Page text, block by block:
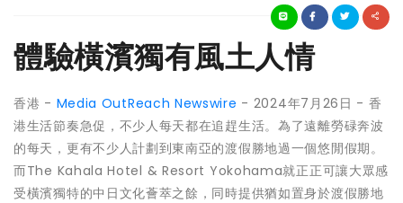
體驗橫濱獨有風土人情
香港 - Media OutReach Newswire - 2024年7月26日 - 香
港生活節奏急促，不少人每天都在追趕生活。為了遠離勞碌奔波
的每天，更有不少人計劃到東南亞的渡假勝地過一個悠閒假期。
而The Kahala Hotel & Resort Yokohama就正正可讓大眾感
受橫濱獨特的中日文化薈萃之餘，同時提供猶如置身於渡假勝地